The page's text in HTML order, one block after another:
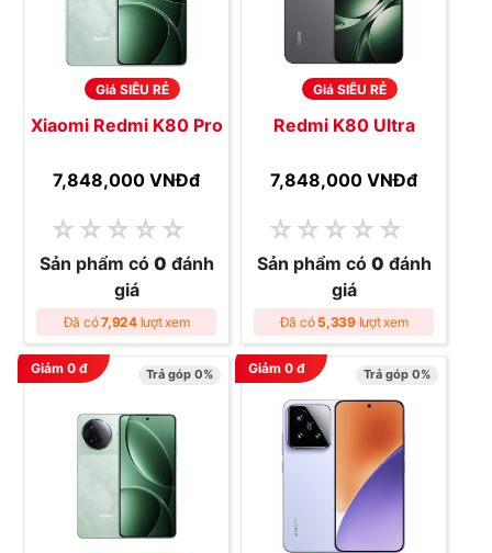
Giá SIÊU RẺ
Xiaomi Redmi K80 Pro
7,848,000 VNĐđ
☆ ☆ ☆ ☆ ☆
Sản phẩm có 0 đánh
giá
Đã có7,924lượt xem
Giá SIÊU RẺ
Redmi K80 Ultra
7,848,000 VNĐđ
☆ ☆ ☆ ☆ ☆
Sản phẩm có 0 đánh
giá
Đã có 5,339lượt xem
Giảm 0đ Trả góp 0% Giảm 0đ Trả góp 0%